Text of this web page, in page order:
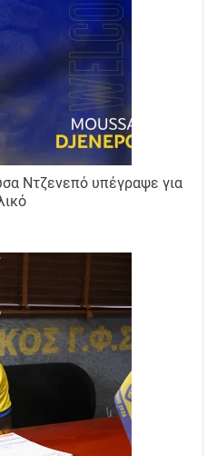
Ντζενεπό υπέγραψε για